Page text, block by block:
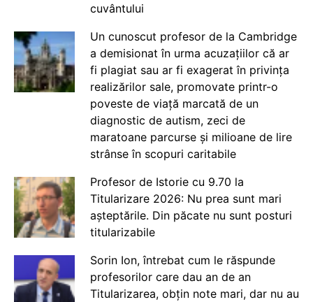
cuvântului
Un cunoscut profesor de la Cambridge
a demisionat în urma acuzațiilor că ar
fi plagiat sau ar fi exagerat în privința
realizărilor sale, promovate printr-o
poveste de viață marcată de un
diagnostic de autism, zeci de
maratoane parcurse și milioane de lire
strânse în scopuri caritabile
Profesor de Istorie cu 9.70 la
Titularizare 2026: Nu prea sunt mari
așteptările. Din păcate nu sunt posturi
titularizabile
Sorin Ion, întrebat cum le răspunde
profesorilor care dau an de an
Titularizarea, obțin note mari, dar nu au